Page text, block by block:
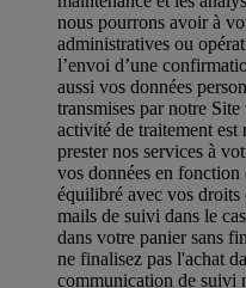
nous pourrons avoir à
administratives ou
l’envoi d’une
aussi vos données
transmises par notre
activité de traitement est
prester nos services à
vos données en
équilibré avec vos droits
mails de suivi dans le
dans votre panier sans
ne finalisez pas l'achat
communication de suivi